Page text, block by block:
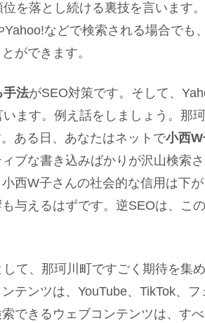
を落とし続ける裏技を言います
などで検索される場合でも
ができます。
手法がSEO対策です。そして、
ます。例え話をしましょう。那
ある日、あなたはネットで小西
ブな書き込みばかりが沢山検索
西W子さんの社会的な信用は下
与えるはずです。逆SEOは、こ
て、那珂川町ですごく期待を集
テンツは、YouTube、TikTok、
できるウェブコンテンツは、す